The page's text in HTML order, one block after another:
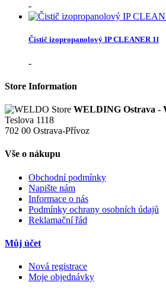
-
Čistič izopropanolový IP CLEANER 1l
-
Store Information
WELDING Ostrava -
Teslova 1118
702 00 Ostrava-Přívoz
Vše o nákupu
Obchodní podmínky
Napište nám
Informace o nás
Podmínky ochrany osobních údajů
Reklamační řád
Můj účet
Nová registrace
Moje objednávky